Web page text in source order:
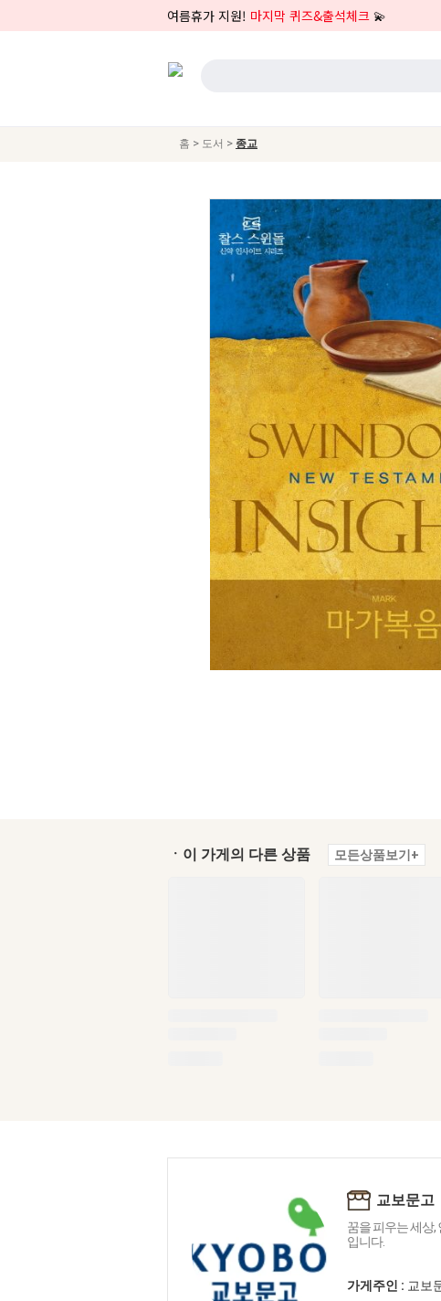
여름휴가 지원! 마지막 퀴즈&출석체크 💫
홈 > 도서 > 종교
ㆍ이 가게의 다른 상품 모든상품보기+
교보문고
꿈을 피우는 세상,
입니다.
가게주인 : 교보